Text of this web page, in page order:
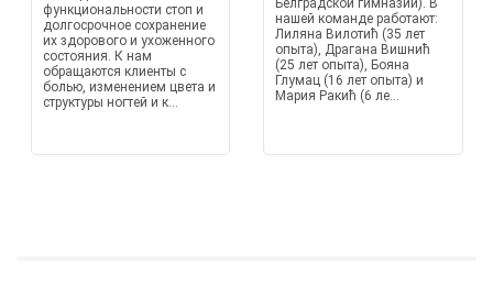
функциональности стоп и
долгосрочное сохранение
их здорового и ухоженного
состояния. К нам
обращаются клиенты с
болью, изменением цвета и
структуры ногтей и к...
Белградской гимназии). В
нашей команде работают:
Лиляна Вилотић (35 лет
опыта), Драгана Вишнић
(25 лет опыта), Бояна
Глумац (16 лет опыта) и
Мария Ракић (6 ле...